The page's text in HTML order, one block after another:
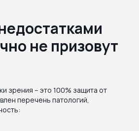
не призовут
зрения – это 100% защита от
перечень патологий,